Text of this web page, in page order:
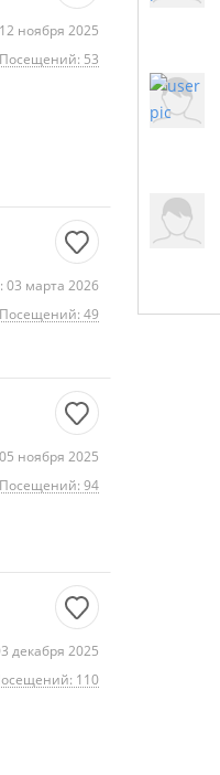
ноября 2025
Посещений: 53
марта 2026
Посещений: 49
ноября 2025
Посещений: 94
декабря 2025
110